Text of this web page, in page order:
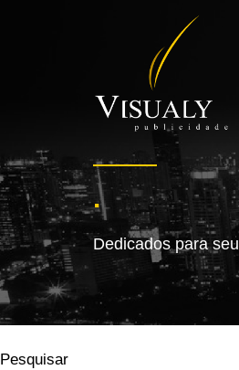
.
Dedicados para seu
Pesquisar